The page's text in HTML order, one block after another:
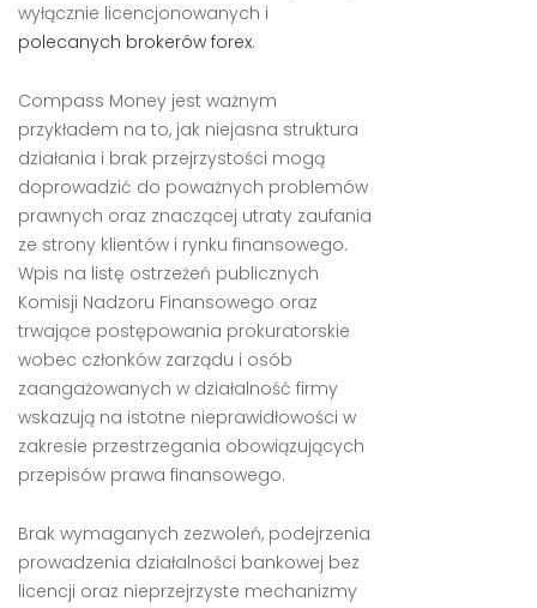
wyłącznie licencjonowanych i
polecanych brokerów forex.
Compass Money jest ważnym
przykładem na to, jak niejasna struktura
działania i brak przejrzystości mogą
doprowadzić do poważnych problemów
prawnych oraz znaczącej utraty zaufania
ze strony klientów i rynku finansowego.
Wpis na listę ostrzeżeń publicznych
Komisji Nadzoru Finansowego oraz
trwające postępowania prokuratorskie
wobec członków zarządu i osób
zaangażowanych w działalność firmy
wskazują na istotne nieprawidłowości w
zakresie przestrzegania obowiązujących
przepisów prawa finansowego.
Brak wymaganych zezwoleń, podejrzenia
prowadzenia działalności bankowej bez
licencji oraz nieprzejrzyste mechanizmy